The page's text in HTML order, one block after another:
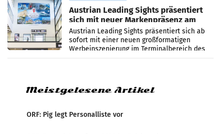
Austrian Leading Sights präsentiert
sich mit neuer Markenpräsenz am
Flughafen Wien
Austrian Leading Sights präsentiert sich ab
sofort mit einer neuen großformatigen
Werbeinszenierung im Terminalbereich des
Flughafen Wien. Die Präsenz befindet sich im
Meistgelesene Artikel
ORF: Pig legt Personalliste vor